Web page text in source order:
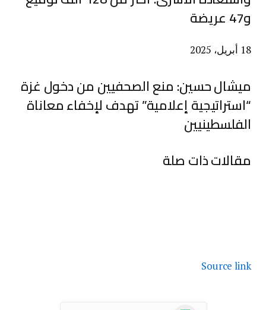
و47 عريضة
18 أبريل، 2025
ميشال حسين: منع الصحفيين من دخول غزة
“استراتيجية إعلامية” تهدف لإخفاء معاناة
الفلسطينيين
مقالات ذات صلة
Source link